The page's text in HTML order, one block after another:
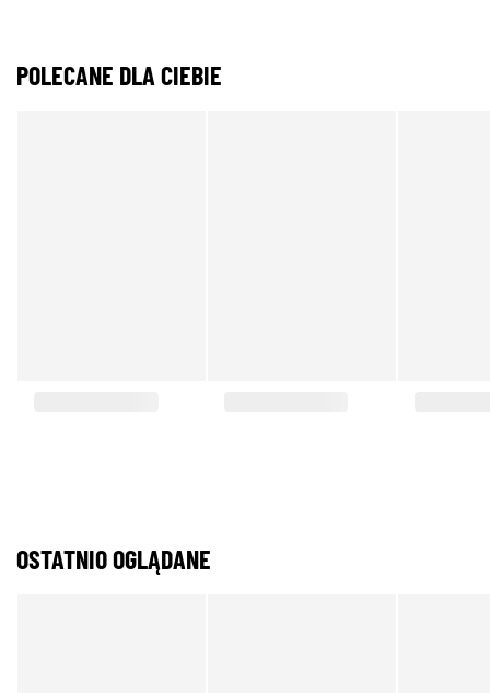
POLECANE DLA CIEBIE
OSTATNIO OGLĄDANE